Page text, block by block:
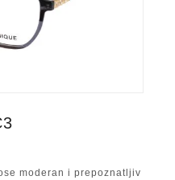
moderan i prepoznatljiv